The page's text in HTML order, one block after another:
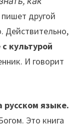
другой
Действительно,
культурой
И говорит
русском языке.
Это книга